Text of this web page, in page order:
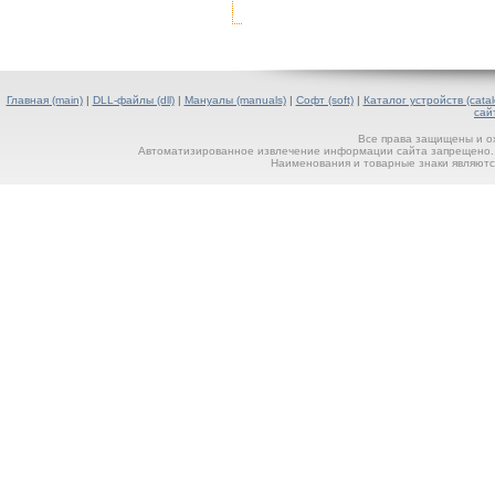
Главная (main)| DLL-файлы (dll)| Мануалы (manuals)| Софт (soft)| Каталог устройств
Все права защищены и
Автоматизированное извлечение информации сайта
Наименования и товарные знаки